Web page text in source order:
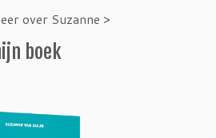
over Suzanne >
boek